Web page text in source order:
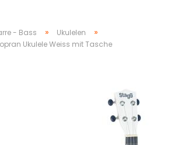
- Bass » Ukulelen »
Ukulele Weiss mit Tasche